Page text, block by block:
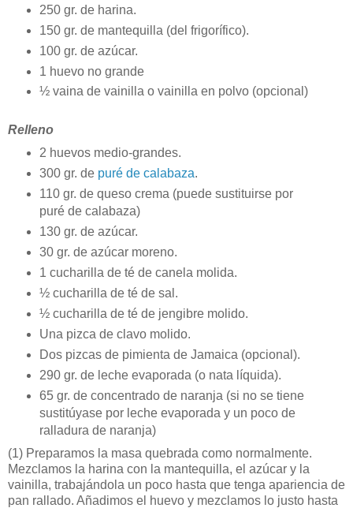
250 gr. de harina.
150 gr. de mantequilla (del frigorífico).
100 gr. de azúcar.
1 huevo no grande
½ vaina de vainilla o vainilla en polvo (opcional)
Relleno
2 huevos medio-grandes.
300 gr. de puré de calabaza.
110 gr. de queso crema (puede sustituirse por
puré de calabaza)
130 gr. de azúcar.
30 gr. de azúcar moreno.
1 cucharilla de té de canela molida.
½ cucharilla de té de sal.
½ cucharilla de té de jengibre molido.
Una pizca de clavo molido.
Dos pizcas de pimienta de Jamaica (opcional).
290 gr. de leche evaporada (o nata líquida).
65 gr. de concentrado de naranja (si no se tiene
sustitúyase por leche evaporada y un poco de
ralladura de naranja)
(1) Preparamos la masa quebrada como normalmente.
Mezclamos la harina con la mantequilla, el azúcar y la
vainilla, trabajándola un poco hasta que tenga apariencia de
pan rallado. Añadimos el huevo y mezclamos lo justo hasta